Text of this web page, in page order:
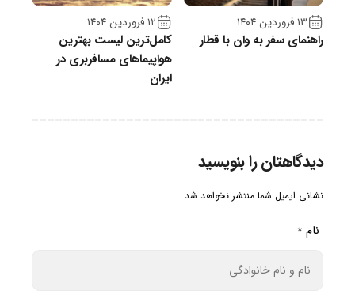
۱۳ فروردین ۱۴۰۴
راهنمای سفر به وان با قطار
۱۲ فروردین ۱۴۰۴
کامل‌ترین لیست بهترین
هواپیماهای مسافربری در
ایران
دیدگاهتان را بنویسید
نشانی ایمیل شما منتشر نخواهد شد.
نام *